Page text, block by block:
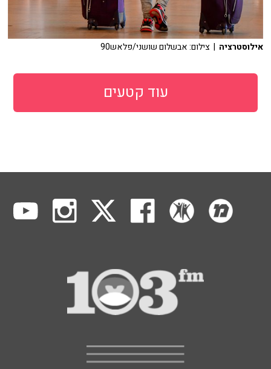
אילוסטרציה | צילום: אבשלום שושני/פלאש90
עוד קטעים